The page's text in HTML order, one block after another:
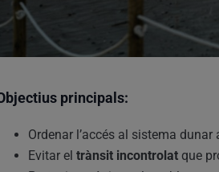
principals:
Ordenar l’accés al sistema dunar
Evitar el trànsit incontrolat que